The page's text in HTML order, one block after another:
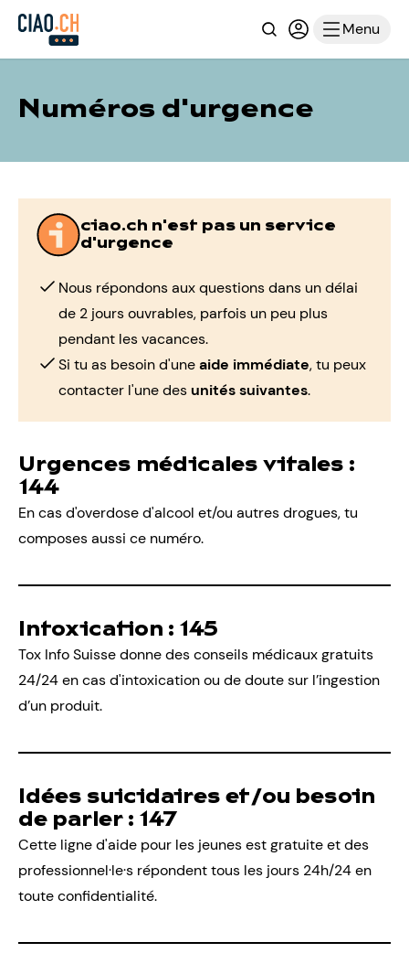
RechercheConnexion
Menu
Numéros d'urgence
ciao.ch n'est pas un service
d'urgence
Nous répondons aux questions dans un délai
de 2 jours ouvrables, parfois un peu plus
pendant les vacances.
Si tu as besoin d'uneaide immédiate, tu peux
contacter l'une desunités suivantes.
Urgences médicales vitales :
144
En cas d'overdose d'alcool et/ou autres drogues, tu
composes aussi ce numéro.
Intoxication : 145
Tox Info Suissedonne des conseils médicaux gratuits
24/24 en cas d'intoxication ou de doute sur l’ingestion
d’un produit.
Idées suicidaires et/ou besoin
de parler : 147
Cette ligne d'aide pour les jeunes est gratuite et des
professionnel·le·s répondent tous les jours 24h/24 en
toute confidentialité.